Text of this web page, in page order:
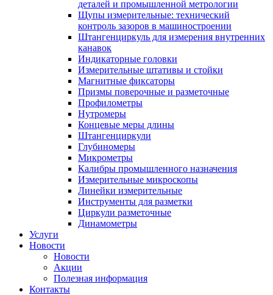
деталей и промышленной метрологии
Щупы измерительные: технический
контроль зазоров в машиностроении
Штангенциркуль для измерения внутренних
канавок
Индикаторные головки
Измерительные штативы и стойки
Магнитные фиксаторы
Призмы поверочные и разметочные
Профилометры
Нутромеры
Концевые меры длины
Штангенциркули
Глубиномеры
Микрометры
Калибры промышленного назначения
Измерительные микроскопы
Линейки измерительные
Инструменты для разметки
Циркули разметочные
Динамометры
Услуги
Новости
Новости
Акции
Полезная информация
Контакты